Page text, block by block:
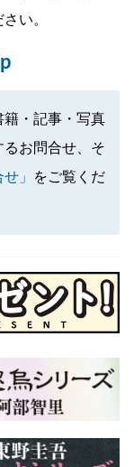
い。
籍・記事・写真
お問合せ、そ
」
をご覧くだ